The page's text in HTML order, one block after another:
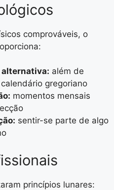
comprováveis, o
além de
gregoriano
momentos mensais
sentir-se parte de algo
princípios lunares: